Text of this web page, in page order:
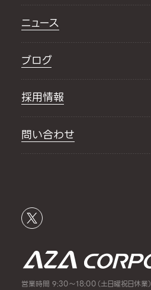
ニュース
ブログ
採用情報
問い合わせ
営業時間 9:30～18:00（土日曜祝日休業）